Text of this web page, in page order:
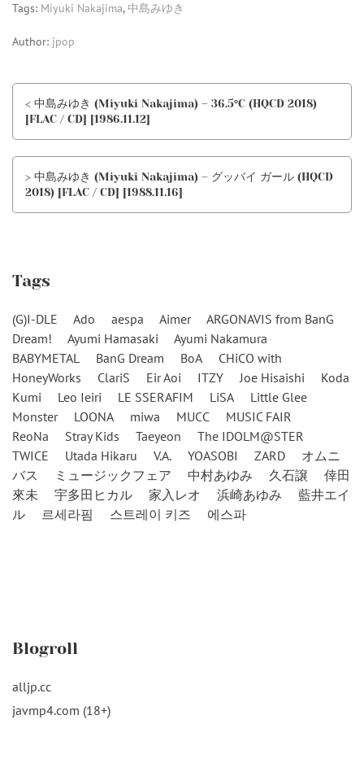
Tags: Miyuki Nakajima, 中島みゆき
Author: jpop
< 中島みゆき (Miyuki Nakajima) – 36.5°C (HQCD 2018)
[FLAC / CD] [1986.11.12]
> 中島みゆき (Miyuki Nakajima) – グッバイ ガール (HQCD
2018) [FLAC / CD] [1988.11.16]
Tags
(G)I-DLE Ado aespa Aimer
ARGONAVIS from BanG
Dream!
Ayumi Hamasaki
Ayumi Nakamura
BABYMETAL
BanG Dream BoA
CHiCO with
HoneyWorks
ClariS Eir Aoi ITZY Joe Hisaishi
Koda
Kumi
Leo Ieiri LE SSERAFIM LiSA
Little Glee
Monster
LOONA miwa MUCC
MUSIC FAIR
ReoNa
Stray Kids Taeyeon
The IDOLM@STER
TWICE
Utada Hikaru V.A. YOASOBI ZARD
オムニ
バス
ミュージックフェア 中村あゆみ 久石譲
倖田
來未
宇多田ヒカル 家入レオ 浜崎あゆみ
藍井エイ
ル
르세라핌 스트레이 키즈 에스파
Blogroll
alljp.cc
javmp4.com (18+)